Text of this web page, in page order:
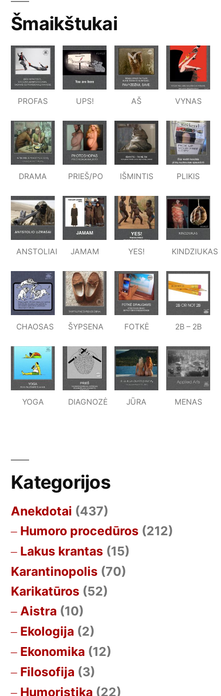
Šmaikštukai
PROFAS UPS! AŠ VYNAS
DRAMA PRIEŠ/PO IŠMINTIS PLIKIS
ANSTOLIAI JAMAM YES! KINDZIUKAS
CHAOSAS ŠYPSENA FOTKĖ 2B – 2B
YOGA DIAGNOZĖ JŪRA MENAS
Kategorijos
Anekdotai (437)
Humoro procedūros (212)
Lakus krantas (15)
Karantinopolis (70)
Karikatūros (52)
Aistra (10)
Ekologija (2)
Ekonomika (12)
Filosofija (3)
Humoristika (22)